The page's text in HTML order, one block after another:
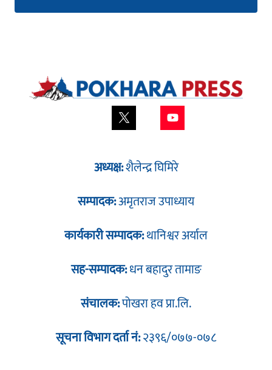
अध्यक्ष:शैलेन्द्र घिमिरे
सम्पादक:अमृतराज उपाध्याय
कार्यकारी सम्पादक:थानिश्वर अर्याल
सह-सम्पादक:धन बहादुर तामाङ
संचालक:पोखरा हव प्रा.लि.
सूचना विभाग दर्ता नं:२३९६/०७७-०७८